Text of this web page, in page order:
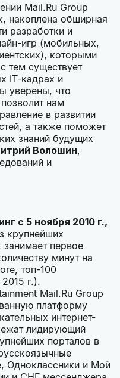
Mail.Ru Group
накоплена обширная
разработки и
игр (мобильных,
которыми
тем существует
IT-кадрах и
уверены, что
нам
в развитии
а также поможет
знаний будущих
Волошин,
и
с 5 ноября 2010 г.,
крупнейших
занимает первое
минут на
топ-100
г.).
Mail.Ru Group
платформу
интернет-
лидирующий
порталов в
Одноклассники и Мой